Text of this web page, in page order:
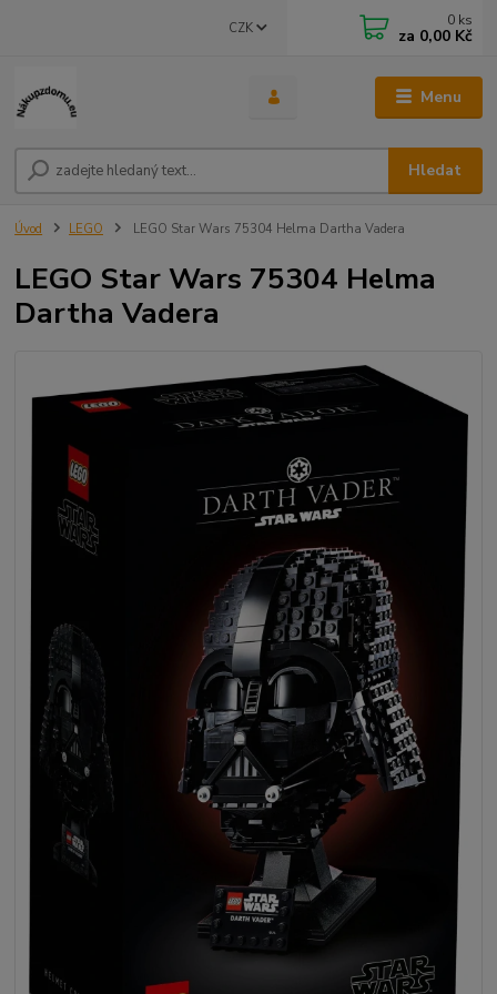
Menu
CZK
Hledat
0 ks
za 0,00 Kč
Úvod LEGO LEGO Star Wars 75304 Helma Dartha Vadera
LEGO Star Wars 75304 Helma
Dartha Vadera